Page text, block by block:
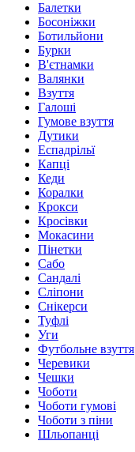
Балетки
Босоніжки
Ботильйони
Бурки
В'єтнамки
Валянки
Взуття
Галоші
Гумове взуття
Дутики
Еспадрільї
Капці
Кеди
Коралки
Крокси
Кросівки
Мокасини
Пінетки
Сабо
Сандалі
Сліпони
Снікерси
Туфлі
Уги
Футбольне взуття
Черевики
Чешки
Чоботи
Чоботи гумові
Чоботи з піни
Шльопанці